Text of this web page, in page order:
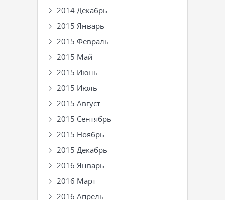
2014 Декабрь
2015 Январь
2015 Февраль
2015 Май
2015 Июнь
2015 Июль
2015 Август
2015 Сентябрь
2015 Ноябрь
2015 Декабрь
2016 Январь
2016 Март
2016 Апрель